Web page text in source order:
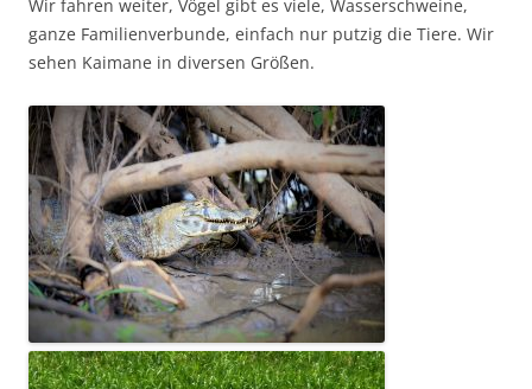
Wir fahren weiter, Vögel gibt es viele, Wasserschweine,
ganze Familienverbunde, einfach nur putzig die Tiere. Wir
sehen Kaimane in diversen Größen.